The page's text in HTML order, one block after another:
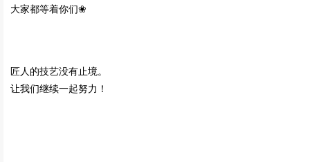
大家都等着你们❀
匠人的技艺没有止境。
让我们继续一起努力！